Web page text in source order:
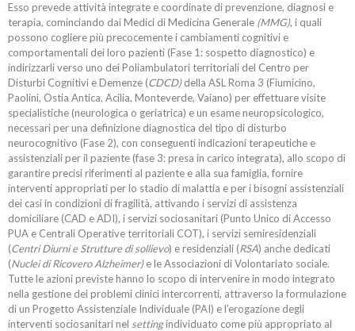
Esso prevede attività integrate e coordinate di prevenzione, diagnosi ​​e
terapia, cominciando dai Medici di Medicina Generale (MMG), i quali
possono cogliere più precocemente i cambiamenti cognitivi e
comportamentali dei loro pazienti (Fase 1: sospetto diagnostico) e
indirizzarli verso uno dei Poliambulatori territoriali del Centro per
Disturbi Cognitivi e Demenze (CDCD)della ASL Roma 3 (Fiumicino,
Paolini, Ostia Antica, Acilia, Monteverde, Vaiano) per effettuare visite
specialistiche (neurologica o geriatrica) e un esame neuropsicologico,
necessari per una definizione diagnostica del tipo di disturbo
neurocognitivo (Fase 2), con conseguenti indicazioni terapeutiche e
assistenziali per il paziente (fase 3: presa in carico integrata), allo scopo di
garantire precisi riferimenti al paziente e alla sua famiglia, fornire
interventi appropriati per lo stadio di malattia e per i bisogni assistenziali
dei casi in condizioni di fragilità, attivando i servizi di assistenza
domiciliare (CAD e ADI), i servizi sociosanitari (Punto Unico di Accesso
PUA e Centrali Operative territoriali COT), i servizi semiresidenziali
(Centri Diurni e Strutture di sollievo) e residenziali (RSA) anche dedicati
(Nuclei di Ricovero Alzheimer)e le Associazioni di Volontariato sociale.
Tutte le azioni previste hanno lo scopo di intervenire in modo integrato
nella gestione dei problemi clinici intercorrenti, attraverso la formulazione
di un Progetto Assistenziale Individuale (PAI) e l’erogazione degli
interventi sociosanitari nel settingindividuato come più appropriato al